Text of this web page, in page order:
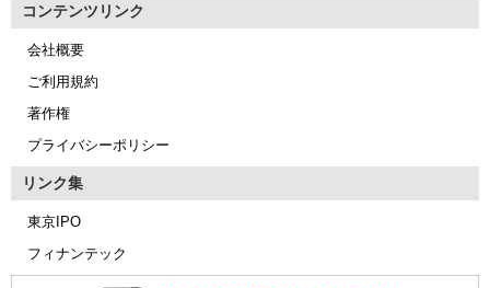
コンテンツリンク
会社概要
ご利用規約
著作権
プライバシーポリシー
リンク集
東京IPO
フィナンテック